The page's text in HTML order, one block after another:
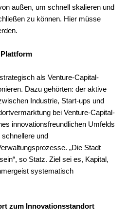
außen, um schnell skalieren und
zu können. Hier müsse
als Venture-Capital-
Dazu gehörten: der aktive
Industrie, Start-ups und
bei Venture-Capital-
innovationsfreundlichen Umfelds
und
„Die Stadt
so Statz. Ziel sei es, Kapital,
systematisch
zum Innovationsstandort